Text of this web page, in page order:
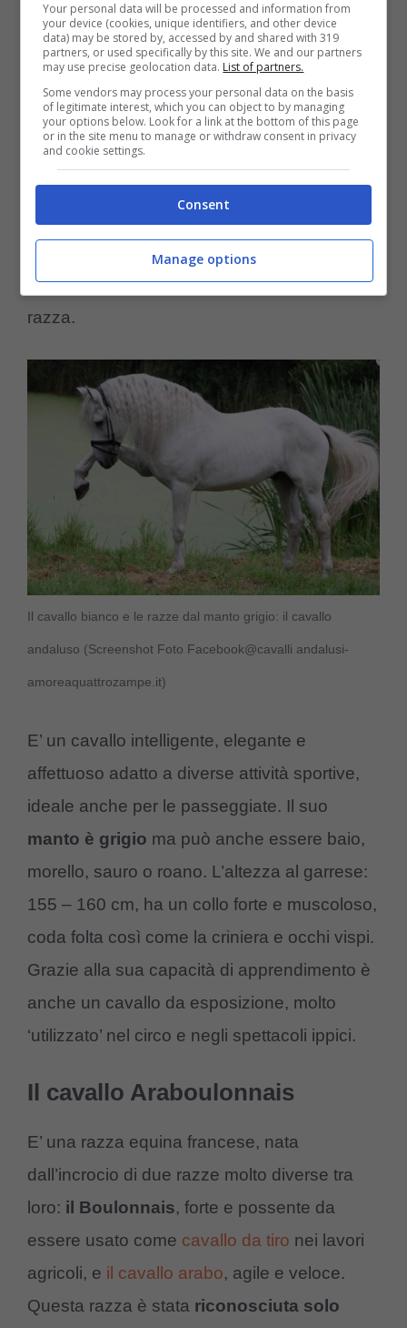
Detto anche ‘Pura Razza Spagnola’ per le
sue origini che si ritrovano in Andalusia,
sebbene ci sia ancora un dibattito sulla sua
provenienza: infatti si ritiene che discenda
dai cavalli arabi e berberi, arrivati in Spagna
con i mori nel 711, che si sono fatti incrociare
successivamente con i cavalli indigeni.
L’Andaluso è stato selezionato attraverso
incroci con l’Arabo negli anni per migliorare la
razza.
Il cavallo bianco e le razze dal manto grigio: il cavallo
andaluso (Screenshot Foto Facebook@cavalli andalusi-
amoreaquattrozampe.it)
E’ un cavallo intelligente, elegante e
affettuoso adatto a diverse attività sportive,
ideale anche per le passeggiate. Il suo
manto è grigio ma può anche essere baio,
morello, sauro o roano. L’altezza al garrese:
155 – 160 cm, ha un collo forte e muscoloso,
coda folta così come la criniera e occhi vispi.
Grazie alla sua capacità di apprendimento è
anche un cavallo da esposizione, molto
‘utilizzato’ nel circo e negli spettacoli ippici.
Il cavallo Araboulonnais
E’ una razza equina francese, nata
dall’incrocio di due razze molto diverse tra
loro: il Boulonnais, forte e possente da
essere usato come cavallo da tiro nei lavori
agricoli, e il cavallo arabo, agile e veloce.
Questa razza è stata riconosciuta solo
Your personal data will be processed and information from
your device (cookies, unique identifiers, and other device
data) may be stored by, accessed by and shared with 319
partners, or used specifically by this site. We and our partners
may use precise geolocation data. List of partners.
Some vendors may process your personal data on the basis
of legitimate interest, which you can object to by managing
your options below. Look for a link at the bottom of this page
or in the site menu to manage or withdraw consent in privacy
and cookie settings.
Consent
Manage options